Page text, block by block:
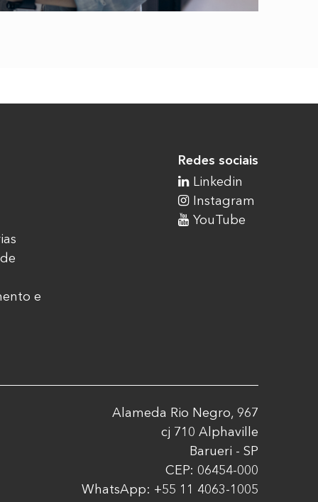
e
Redes sociais
Linkedin
Instagram
YouTube
Alameda Rio Negro, 967
cj 710 Alphaville
Barueri - SP
CEP: 06454-000
WhatsApp: +55 11 4063-1005